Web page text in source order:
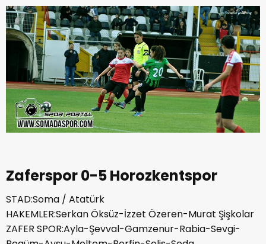
Zaferspor 0-5 Horozkentspor
STAD:Soma / Atatürk
HAKEMLER:Serkan Öksüz-İzzet Özeren-Murat Şişkolar
ZAFER SPOR:Ayla-Şevval-Gamzenur-Rabia-Sevgi-